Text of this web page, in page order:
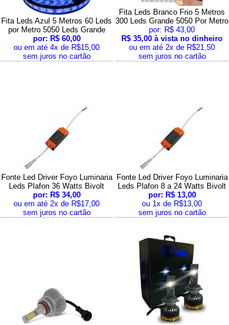
Fita Leds Azul 5 Metros 60 Leds
por Metro 5050 Leds Grande
por: R$ 60,00
ou em até 4x de R$15,00
sem juros no cartão
Fita Leds Branco Frio 5 Metros
300 Leds Grande 5050 Por Metro
por: R$ 43,00
R$ 35,00 à vista no dinheiro
ou em até 2x de R$21,50
sem juros no cartão
Fonte Led Driver Foyo Luminaria
Leds Plafon 36 Watts Bivolt
por: R$ 34,00
ou em até 2x de R$17,00
sem juros no cartão
Fonte Led Driver Foyo Luminaria
Leds Plafon 8 a 24 Watts Bivolt
por: R$ 13,00
ou 1x de R$13,00
sem juros no cartão